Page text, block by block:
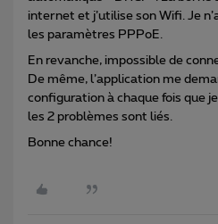
internet et j’utilise son Wifi. Je
les paramètres PPPoE.
En revanche, impossible de
De même, l’application me
configuration à chaque fois que
les 2 problèmes sont liés.
Bonne chance!